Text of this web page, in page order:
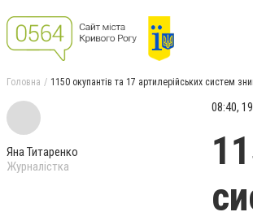
Головна 1150 окупантів та 17 артилерійських систем
Яна Титаренко
Журналістка
08:40,